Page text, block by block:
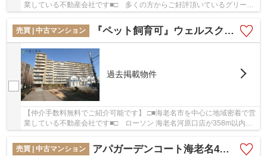
業している不動産会社です■□ 多くの方からご好評頂いているグリーン
売買 | 中古マンション
『ペット飼育可』ウェルスクエア海老名2階 3ＬＤＫ リフォーム済み【仲介手数料無料】
過去掲載物件
【仲介手数料無料でご紹介可能です】 □■海老名市を中心に地域密着で営
業している不動産会社です■□ ローソン 海老名河原口店が358m以内に
売買 | 中古マンション
アパガーデンコート海老名4階 3ＬＤＫ リフォーム済み【仲介手数料0円】